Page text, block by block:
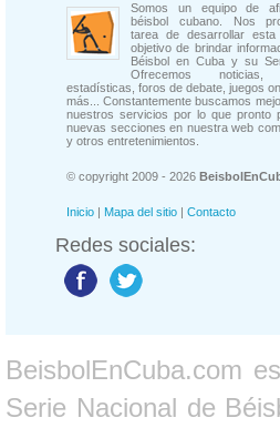
Somos un equipo de
béisbol cubano. Nos
tarea de desarrollar
objetivo de brindar
Béisbol en Cuba y su
Ofrecemos noticias,
estadísticas, foros de debate, juegos
más... Constantemente buscamos
nuestros servicios por lo que pronto
nuevas secciones en nuestra web
y otros entretenimientos.
© copyright 2009 - 2026
Inicio | Mapa del sitio | Contacto
Redes sociales:
BeisbolEnCuba.com
Serie Nacional de